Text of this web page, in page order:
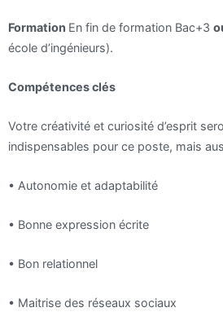
Formation En fin de formation Bac+3
école d’ingénieurs).
Compétences clés
Votre créativité et curiosité d’esprit
indispensables pour ce poste, mais
• Autonomie et adaptabilité
• Bonne expression écrite
• Bon relationnel
• Maitrise des réseaux sociaux